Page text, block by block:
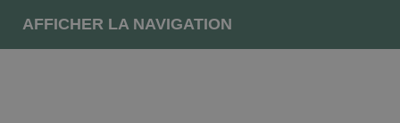
AFFICHER LA NAVIGATION